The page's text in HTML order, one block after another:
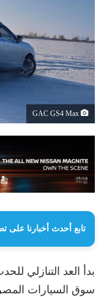
تابع أحدث أخبارنا على
بدأ العد التنازلي